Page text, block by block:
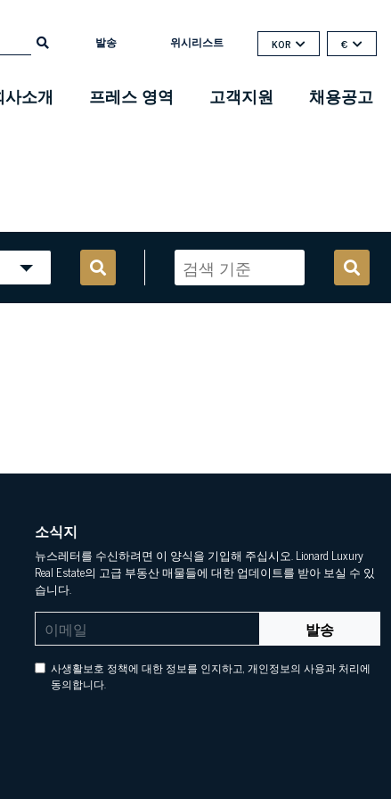
발송 위시리스트 KOR €
사소개 프레스 영역 고객지원 채용공고
소식지
뉴스레터를 수신하려면 이 양식을 기입해 주십시오. Lionard Luxury
Real Estate의 고급 부동산 매물들에 대한 업데이트를 받아 보실 수 있
습니다.
발송
사생활보호 정책에 대한 정보를 인지하고, 개인정보의 사용과 처리에
동의합니다.